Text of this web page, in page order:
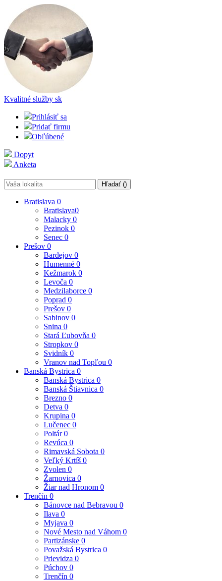
Kvalitné služby sk
Prihlásiť sa
Pridať firmu
Obľúbené
Dopyt
Anketa
Hľadať ()
Bratislava 0
Bratislava0
Malacky 0
Pezinok 0
Senec 0
Prešov 0
Bardejov 0
Humenné 0
Kežmarok 0
Levoča 0
Medzilaborce 0
Poprad 0
Prešov 0
Sabinov 0
Snina 0
Stará Ľubovňa 0
Stropkov 0
Svidník 0
Vranov nad Topľou 0
Banská Bystrica 0
Banská Bystrica 0
Banská Štiavnica 0
Brezno 0
Detva 0
Krupina 0
Lučenec 0
Poltár0
Revúca 0
Rimavská Sobota 0
Veľký Krtíš 0
Zvolen 0
Žarnovica 0
Žiar nad Hronom 0
Trenčín 0
Bánovce nad Bebravou 0
Ilava 0
Myjava 0
Nové Mesto nad Váhom 0
Partizánske 0
Považská Bystrica 0
Prievidza 0
Púchov 0
Trenčín 0